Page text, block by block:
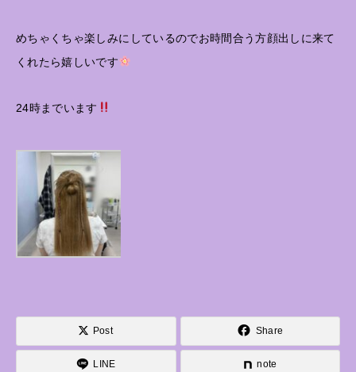
めちゃくちゃ楽しみにしているのでお時間合う方顔出しに来て
くれたら嬉しいです
24時までいます
Post Share
LINE note